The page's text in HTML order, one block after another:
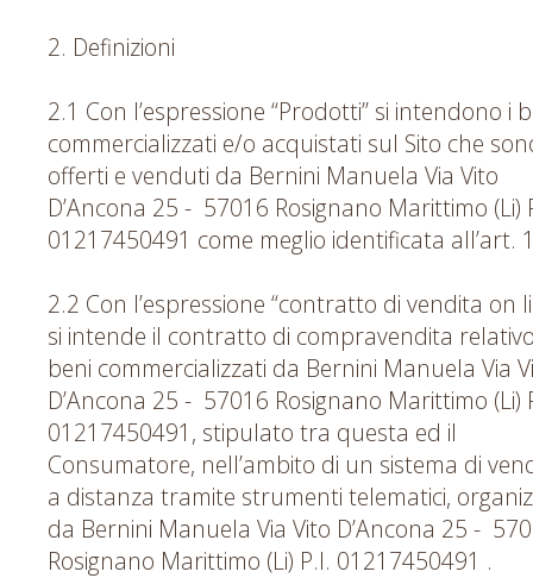
2. Definizioni
2.1 Con l’espressione “Prodotti” si intendono i
commercializzati e/o acquistati sul Sito che
offerti e venduti da Bernini Manuela Via Vito
D’Ancona 25 - 57016 Rosignano Marittimo (Li)
01217450491 come meglio identificata all’art.
2.2 Con l’espressione “contratto di vendita on
si intende il contratto di compravendita
beni commercializzati da Bernini Manuela Via
D’Ancona 25 - 57016 Rosignano Marittimo (Li)
01217450491, stipulato tra questa ed il
Consumatore, nell’ambito di un sistema di
a distanza tramite strumenti telematici,
da Bernini Manuela Via Vito D’Ancona 25 -
Rosignano Marittimo (Li) P.I. 01217450491 .